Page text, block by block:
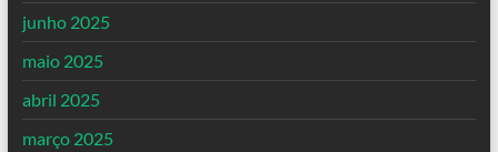
junho 2025
maio 2025
abril 2025
março 2025